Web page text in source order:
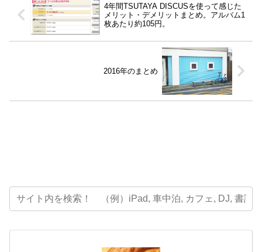
4年間TSUTAYA DISCUSを使って感じた
メリット・デメリットまとめ。アルバム1
枚あたり約105円。
2016年のまとめ